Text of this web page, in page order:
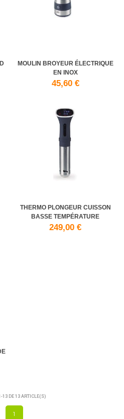
MOULIN BROYEUR ÉLECTRIQUE
EN INOX
45,60 €
THERMO PLONGEUR CUISSON
BASSE TEMPÉRATURE
249,00 €
13 DE 13 ARTICLE(S)
1